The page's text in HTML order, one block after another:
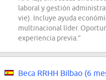
laboral y gestión
vie). Incluye ayuda
multinacional líder.
experiencia previa.”
Beca RRHH Bilbao (6